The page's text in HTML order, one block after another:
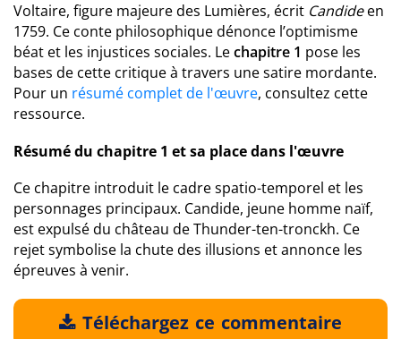
Voltaire, figure majeure des Lumières, écrit Candideen
1759. Ce conte philosophique dénonce l’optimisme
béat et les injustices sociales. Lechapitre 1 pose les
bases de cette critique à travers une satire mordante.
Pour un résumé complet de l'œuvre, consultez cette
ressource.
Résumé du chapitre 1 et sa place dans l'œuvre
Ce chapitre introduit le cadre spatio-temporel et les
personnages principaux. Candide, jeune homme naïf,
est expulsé du château de Thunder-ten-tronckh. Ce
rejet symbolise la chute des illusions et annonce les
épreuves à venir.
Téléchargez ce commentaire